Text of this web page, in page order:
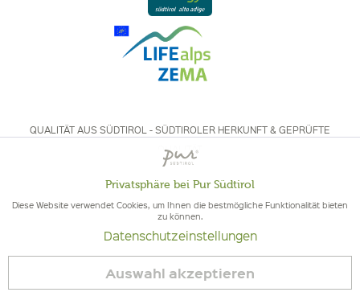
QUALITÄT AUS SÜDTIROL - SÜDTIROLER HERKUNFT & GEPRÜFTE
QUALITÄT
Vertrag widerrufen
Aktiv
Inaktiv
Privatsphäre bei Pur Südtirol
Diese Website verwendet Cookies, um Ihnen die bestmögliche Funktionalität bieten
zu können.
Datenschutzeinstellungen
Auswahl akzeptieren